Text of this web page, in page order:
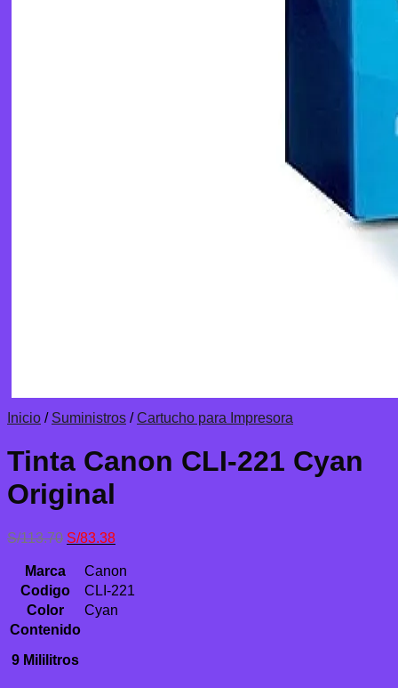
Inicio / Suministros / Cartucho para Impresora
Tinta Canon CLI-221 Cyan
Original
S/113.70 El
original
era:
S/113.70.
S/83.38El
actual
es:
Marca
Canon
Codigo
CLI-221
Color
Cyan
Contenido
9 Mililitros